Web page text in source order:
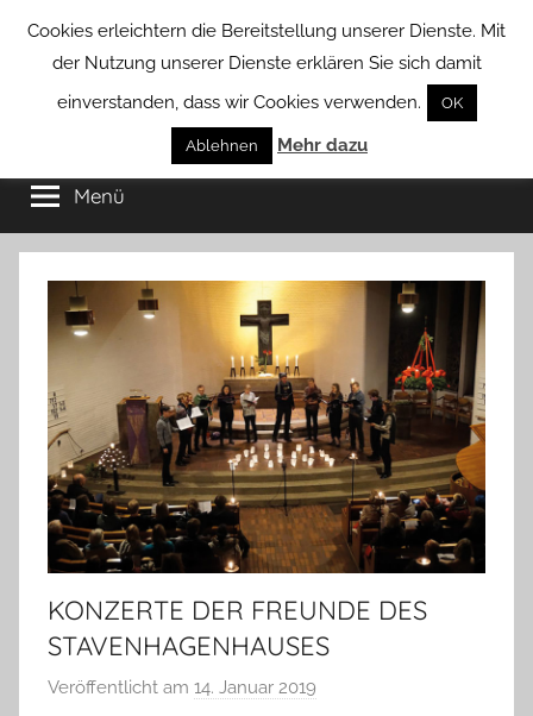
Borstel
von
Groß
Borstel
Menü
KONZERTE DER FREUNDE DES
STAVENHAGENHAUSES
Veröffentlicht am 14. Januar 2019
Cookies erleichtern die Bereitstellung unserer Dienste. Mit
der Nutzung unserer Dienste erklären Sie sich damit
einverstanden, dass wir Cookies verwenden.
OK
Ablehnen Mehr dazu